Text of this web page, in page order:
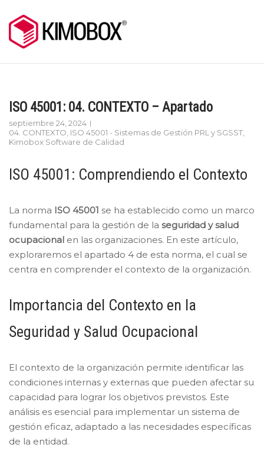
to
content
ISO 45001: 04. CONTEXTO – Apartado
septiembre 24, 2024
04. CONTEXTO ISO 45001 - Sistemas de Gestión PRL y SGSST
Kimobox Software de Calidad
ISO 45001: Comprendiendo el Contexto
La norma ISO 45001 se ha establecido como un marco
fundamental para la gestión de la seguridad y salud
ocupacional en las organizaciones. En este artículo,
exploraremos el apartado 4 de esta norma, el cual se
centra en comprender el contexto de la organización.
Importancia del Contexto en la
Seguridad y Salud Ocupacional
El contexto de la organización permite identificar las
condiciones internas y externas que pueden afectar su
capacidad para lograr los objetivos previstos. Este
análisis es esencial para implementar un sistema de
gestión eficaz, adaptado a las necesidades específicas
de la entidad.